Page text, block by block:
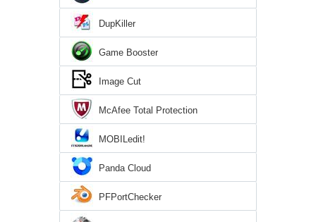
DupKiller
Game Booster
Image Cut
McAfee Total Protection
MOBILedit!
Panda Cloud
PFPortChecker